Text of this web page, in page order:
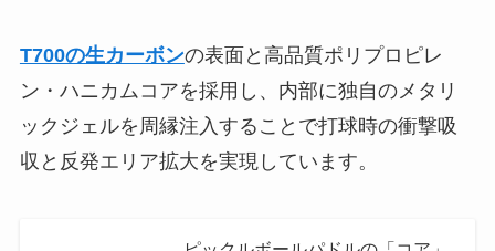
T700の生カーボンの表面と高品質ポリプロピレ
ン・ハニカムコアを採用し、内部に独自のメタリ
ックジェルを周縁注入することで打球時の衝撃吸
収と反発エリア拡大を実現しています。